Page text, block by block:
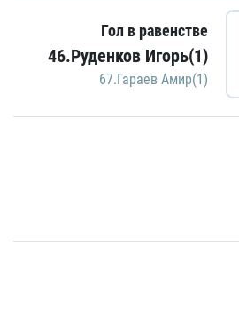
Гол в равенстве
46.Руденков Игорь(1)
67.Гараев Амир(1)